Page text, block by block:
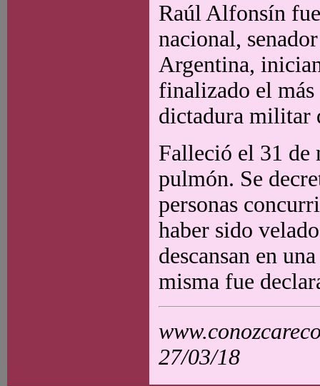
Raúl Alfonsín
nacional,
Argentina,
finalizado el
dictadura militar
Falleció el 31 de
pulmón. Se
personas
haber sido
descansan en
misma fue
27/03/18